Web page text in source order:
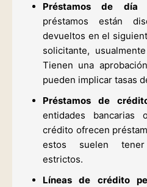
Préstamos de día
préstamos están
devueltos en el
solicitante,
Tienen una
pueden implicar tasas
Préstamos de
entidades bancarias
crédito ofrecen
estos suelen
estrictos.
Líneas de crédito